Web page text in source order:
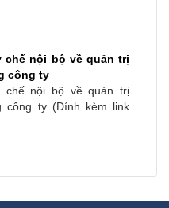
chế nội bộ về quản trị
công ty
chế nội bộ về quản trị
công ty (Đính kèm link